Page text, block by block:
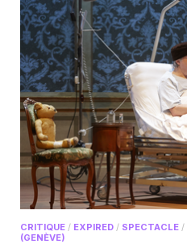
CRITIQUE / EXPIRED / SPECTACLE /
(GENÈVE)